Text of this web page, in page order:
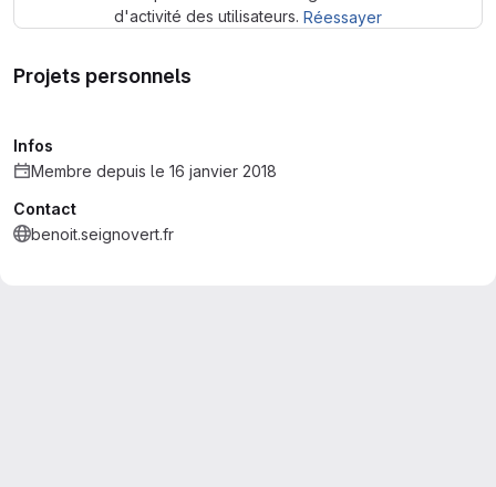
d'activité des utilisateurs. Réessayer
Projets personnels
Infos
Membre depuis le 16 janvier 2018
Contact
benoit.seignovert.fr